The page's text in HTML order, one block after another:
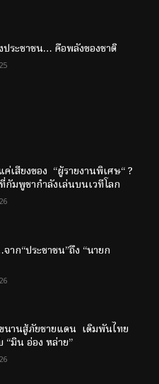
ประชาชน… คือพลังของชาติ
ค่เสียงของ “ผู้รายงานพิเศษ“ ?
กัมพูชากำลังเล่นบนเวทีโลก
าก“ประชาชน”ถึง “นายก
นานสู้ภัยชายแดน เดิมพันไทย
“มิน อ่อง หล่าย”